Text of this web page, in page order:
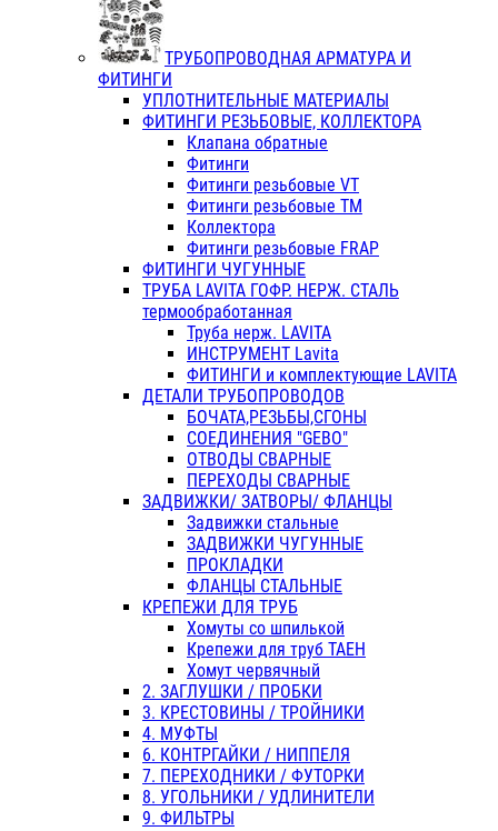
ТРУБОПРОВОДНАЯ АРМАТУРА И
ФИТИНГИ
УПЛОТНИТЕЛЬНЫЕ МАТЕРИАЛЫ
ФИТИНГИ РЕЗЬБОВЫЕ, КОЛЛЕКТОРА
Клапана обратные
Фитинги
Фитинги резьбовые VT
Фитинги резьбовые ТМ
Коллектора
Фитинги резьбовые FRAP
ФИТИНГИ ЧУГУННЫЕ
ТРУБА LAVITA ГОФР. НЕРЖ. СТАЛЬ
термообработанная
Труба нерж. LAVITA
ИНСТРУМЕНТ Lavita
ФИТИНГИ и комплектующие LAVITA
ДЕТАЛИ ТРУБОПРОВОДОВ
БОЧАТА,РЕЗЬБЫ,СГОНЫ
СОЕДИНЕНИЯ "GEBO"
ОТВОДЫ СВАРНЫЕ
ПЕРЕХОДЫ СВАРНЫЕ
ЗАДВИЖКИ/ ЗАТВОРЫ/ ФЛАНЦЫ
Задвижки стальные
ЗАДВИЖКИ ЧУГУННЫЕ
ПРОКЛАДКИ
ФЛАНЦЫ СТАЛЬНЫЕ
КРЕПЕЖИ ДЛЯ ТРУБ
Хомуты со шпилькой
Крепежи для труб ТАЕН
Хомут червячный
2. ЗАГЛУШКИ / ПРОБКИ
3. КРЕСТОВИНЫ / ТРОЙНИКИ
4. МУФТЫ
6. КОНТРГАЙКИ / НИППЕЛЯ
7. ПЕРЕХОДНИКИ / ФУТОРКИ
8. УГОЛЬНИКИ / УДЛИНИТЕЛИ
9. ФИЛЬТРЫ